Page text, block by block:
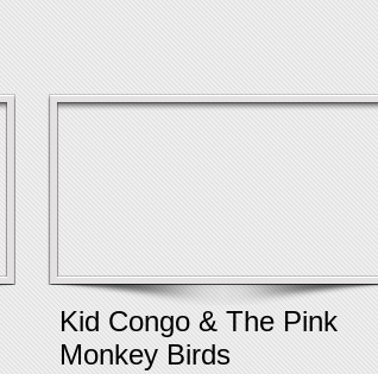
Kid Congo & The Pink
Monkey Birds